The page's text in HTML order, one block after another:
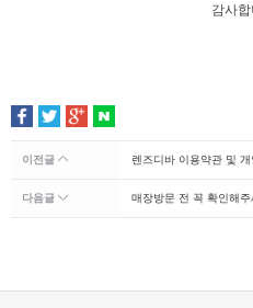
감사
이전글 렌즈디바 이용약관 및
다음글 매장방문 전 꼭 확인해주